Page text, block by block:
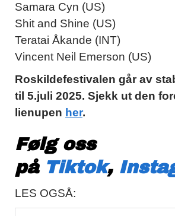
Samara Cyn (US)
Shit and Shine (US)
Teratai Åkande (INT)
Vincent Neil Emerson (US)
Roskildefestivalen går av
til 5.juli 2025. Sjekk ut den
lienupen her.
Følg oss
på Tiktok,
LES OGSÅ: